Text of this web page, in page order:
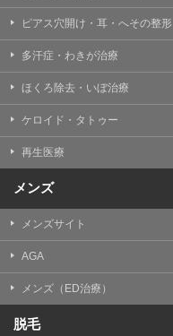
ピアス穴開け・耳・へその整形
多汗症・わきが治療
ほくろ除去・いぼ治療
ケロイド・タトゥー
再生医療
メンズ
メンズサイト
AGA
メンズ（ED治療）
脱毛